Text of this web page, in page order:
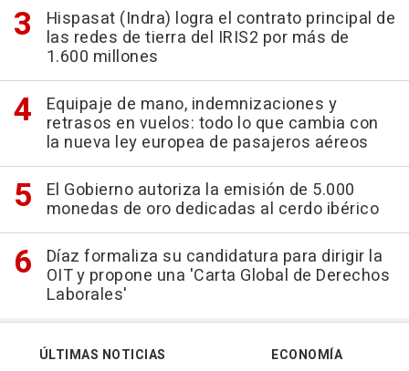
Hispasat (Indra) logra el contrato principal de
las redes de tierra del IRIS2 por más de
1.600 millones
Equipaje de mano, indemnizaciones y
retrasos en vuelos: todo lo que cambia con
la nueva ley europea de pasajeros aéreos
El Gobierno autoriza la emisión de 5.000
monedas de oro dedicadas al cerdo ibérico
Díaz formaliza su candidatura para dirigir la
OIT y propone una 'Carta Global de Derechos
Laborales'
ÚLTIMAS NOTICIAS
ECONOMÍA